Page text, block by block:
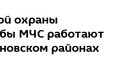
охраны
МЧС работают
районах